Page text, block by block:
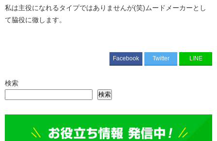
私は主役になれるタイプではありませんが(笑)ムードメーカーとし
て脇役に徹します。
Facebook Twitter LINE
検索
検索